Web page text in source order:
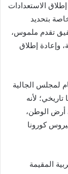
الاستعدادات
بتحديد
تقدم ملموس،
وإعادة إطلاق
لمجلس الجالية
تاريخي؛ لأنه
أرض الوطن،
كورونا
المقيمة